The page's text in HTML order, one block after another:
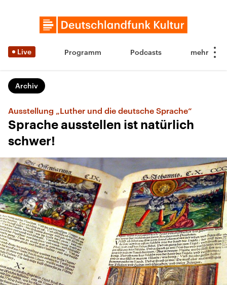
Live Programm Podcasts
Archiv
Ausstellung „Luther und die deutsche Sprache“
Sprache ausstellen ist natürlich
schwer!